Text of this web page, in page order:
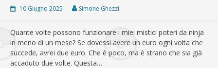
10 Giugno 2025 Simone Ghezzi
Quante volte possono funzionare i miei mistici poteri da ninja
in meno di un mese? Se dovessi avere un euro ogni volta che
succede, avrei due euro. Che è poco, ma è strano che sia già
accaduto due volte. Questa…